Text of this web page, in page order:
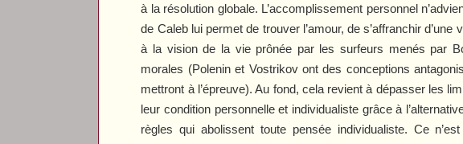
à la résolution globale. L’accomplissement personnel
de Caleb lui permet de trouver l’amour, de s’affranchir
à la vision de la vie prônée par les surfeurs menés par
morales (Polenin et Vostrikov ont des conceptions
mettront à l’épreuve). Au fond, cela revient à dépasser les
leur condition personnelle et individualiste grâce à
règles qui abolissent toute pensée individualiste. Ce